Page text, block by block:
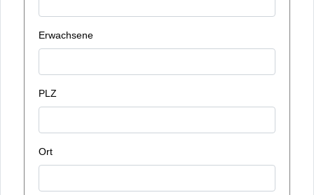
Erwachsene
PLZ
Ort